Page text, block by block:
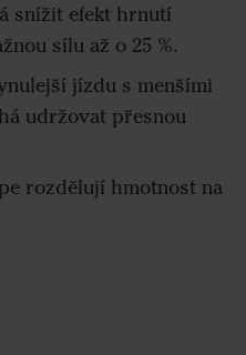
snížit efekt hrnutí
sílu až o 25 %.
jízdu s menšími
udržovat přesnou
rozdělují hmotnost na